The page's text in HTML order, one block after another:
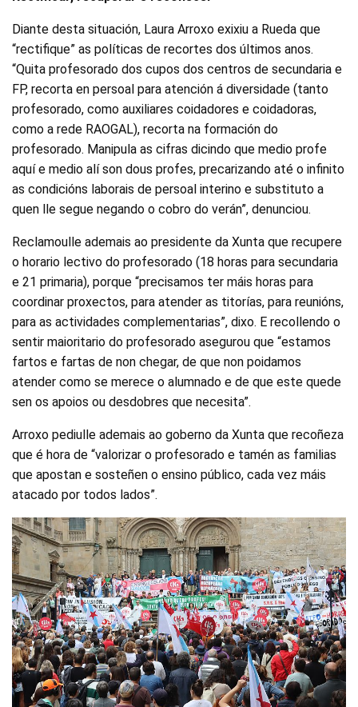
Diante desta situación, Laura Arroxo exixiu a Rueda que
“rectifique” as políticas de recortes dos últimos anos.
“Quita profesorado dos cupos dos centros de secundaria e
FP, recorta en persoal para atención á diversidade (tanto
profesorado, como auxiliares coidadores e coidadoras,
como a rede RAOGAL), recorta na formación do
profesorado. Manipula as cifras dicindo que medio profe
aquí e medio alí son dous profes, precarizando até o infinito
as condicións laborais de persoal interino e substituto a
quen lle segue negando o cobro do verán”, denunciou.
Reclamoulle ademais ao presidente da Xunta que recupere
o horario lectivo do profesorado (18 horas para secundaria
e 21 primaria), porque “precisamos ter máis horas para
coordinar proxectos, para atender as titorías, para reunións,
para as actividades complementarias”, dixo. E recollendo o
sentir maioritario do profesorado asegurou que “estamos
fartos e fartas de non chegar, de que non poidamos
atender como se merece o alumnado e de que este quede
sen os apoios ou desdobres que necesita”.
Arroxo pediulle ademais ao goberno da Xunta que recoñeza
que é hora de “valorizar o profesorado e tamén as familias
que apostan e sosteñen o ensino público, cada vez máis
atacado por todos lados”.